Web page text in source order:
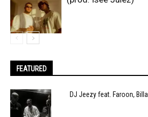
FEATURED
DJ Jeezy feat. Faroon,